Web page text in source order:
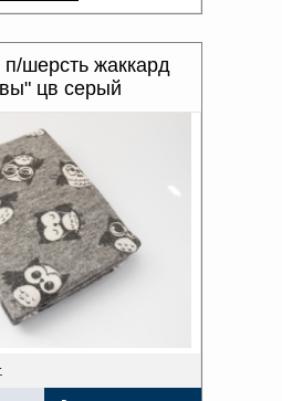
шерсть жаккард
цв серый